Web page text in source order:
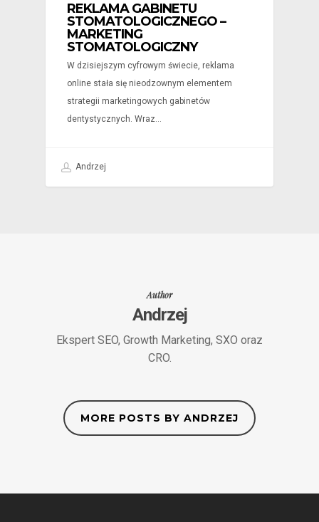
REKLAMA GABINETU
STOMATOLOGICZNEGO –
MARKETING
STOMATOLOGICZNY
W dzisiejszym cyfrowym świecie, reklama
online stała się nieodzownym elementem
strategii marketingowych gabinetów
dentystycznych. Wraz…
Andrzej
Author
Andrzej
Ekspert SEO, Growth Marketing, SXO oraz
CRO.
MORE POSTS BY ANDRZEJ